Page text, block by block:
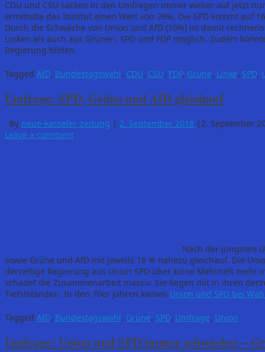
CDU und CSU sacken in den Umfragen immer weiter auf jetzt
ermittelte das Institut einen Wert von 26%. Die SPD kommt auf
Durch die Schwäche von Union und AfD (10%) ist damit
Linken als auch aus Grünen, SPD und FDP möglich. Zudem
Regierung bilden.
Tagged AfD, Bundestagswahl, CDU, CSU, FDP, Grüne, Linke, SPD,
Umfrage: SPD, Grüne und AfD gleichauf
By neue-kasseler-zeitung | 2. September 2018 | 2. September
Leave a comment
Nach der jüngsten
sowie Grüne und AfD mit jeweils 16 % nahezu gleichauf. Die
derzeitige Regierung aus Union SPD über keine Mehrheit mehr
schadet die Zusammenarbeit massiv. Sie liegen mit in ihren
Tiefstständen. In den 70er Jahren kamen Union und SPD bei
Tagged AfD, Bundestagswahl, Grüne, SPD, Umfrage, Union
Umfrage: Union und SPD immer schwächer –